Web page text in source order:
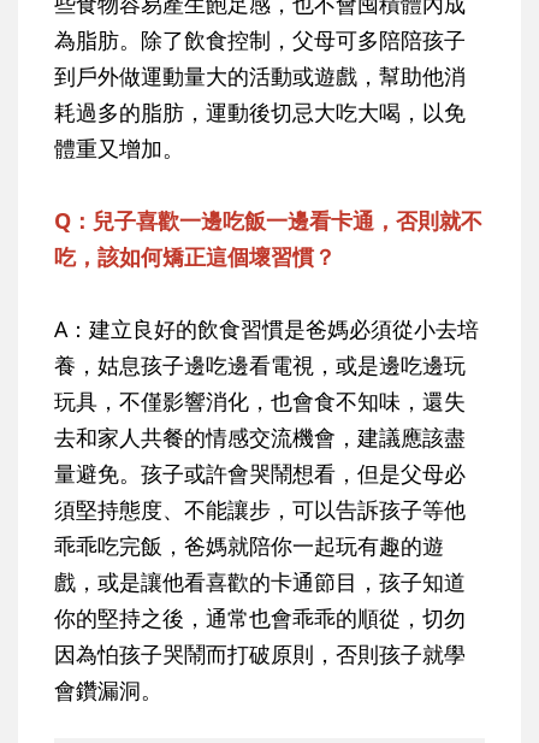
為脂肪。除了飲食控制，父母可多陪陪孩子
到戶外做運動量大的活動或遊戲，幫助他消
耗過多的脂肪，運動後切忌大吃大喝，以免
體重又增加。
Q：兒子喜歡一邊吃飯一邊看卡通，否則就不
吃，該如何矯正這個壞習慣？
A：建立良好的飲食習慣是爸媽必須從小去培
養，姑息孩子邊吃邊看電視，或是邊吃邊玩
玩具，不僅影響消化，也會食不知味，還失
去和家人共餐的情感交流機會，建議應該盡
量避免。孩子或許會哭鬧想看，但是父母必
須堅持態度、不能讓步，可以告訴孩子等他
乖乖吃完飯，爸媽就陪你一起玩有趣的遊
戲，或是讓他看喜歡的卡通節目，孩子知道
你的堅持之後，通常也會乖乖的順從，切勿
因為怕孩子哭鬧而打破原則，否則孩子就學
會鑽漏洞。